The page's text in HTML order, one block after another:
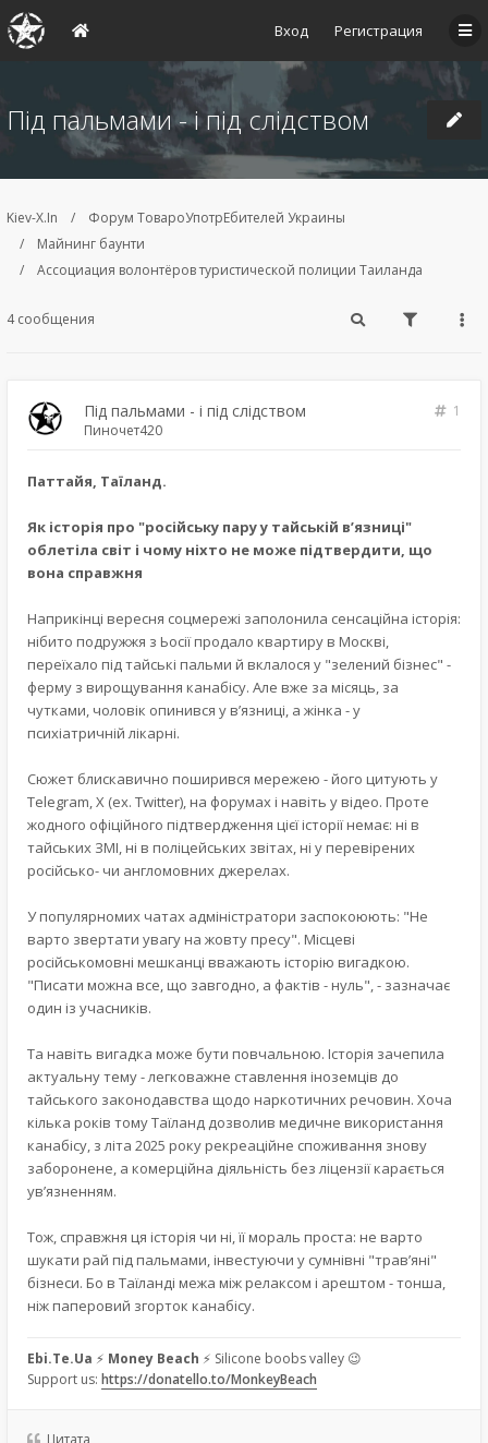
Вход Регистрация
Під пальмами - і під слідством
Kiev-X.In
Форум ТовароУпотрЕбителей Украины
Майнинг баунти
Ассоциация волонтёров туристической полиции Таиланда
4 сообщения
Під пальмами - і під слідством
1
Пиночет420
Паттайя, Таїланд.
Як історія про "російську пару у тайській в’язниці"
облетіла світ і чому ніхто не може підтвердити, що
вона справжня
Наприкінці вересня соцмережі заполонила сенсаційна історія:
нібито подружжя з Ьосії продало квартиру в Москві,
переїхало під тайські пальми й вклалося у "зелений бізнес" -
ферму з вирощування канабісу. Але вже за місяць, за
чутками, чоловік опинився у в’язниці, а жінка - у
психіатричній лікарні.
Сюжет блискавично поширився мережею - його цитують у
Telegram, X (ex. Twitter), на форумах і навіть у відео. Проте
жодного офіційного підтвердження цієї історії немає: ні в
тайських ЗМІ, ні в поліцейських звітах, ні у перевірених
російсько- чи англомовних джерелах.
У популярномих чатах адміністратори заспокоюють: "Не
варто звертати увагу на жовту пресу". Місцеві
російськомовні мешканці вважають історію вигадкою.
"Писати можна все, що завгодно, а фактів - нуль", - зазначає
один із учасників.
Та навіть вигадка може бути повчальною. Історія зачепила
актуальну тему - легковажне ставлення іноземців до
тайського законодавства щодо наркотичних речовин. Хоча
кілька років тому Таїланд дозволив медичне використання
канабісу, з літа 2025 року рекреаційне споживання знову
заборонене, а комерційна діяльність без ліцензії карається
ув’язненням.
Тож, справжня ця історія чи ні, її мораль проста: не варто
шукати рай під пальмами, інвестуючи у сумнівні "трав’яні"
бізнеси. Бо в Таїланді межа між релаксом і арештом - тонша,
ніж паперовий згорток канабісу.
Ebi.Te.Ua ⚡ Money Beach ⚡ Silicone boobs valley 😉
Support us: https://donatello.to/MonkeyBeach
Цитата